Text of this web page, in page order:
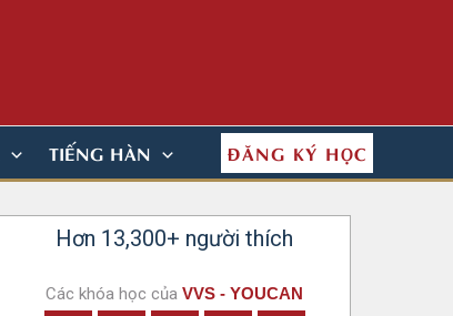
TIẾNG HÀN ĐĂNG KÝ HỌC
Hơn 13,300+ người thích
Các khóa học của VVS - YOUCAN